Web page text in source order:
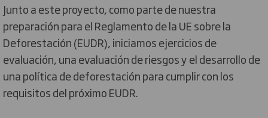
Junto a este proyecto, como parte de nuestra
preparación para el Reglamento de la UE sobre la
Deforestación (EUDR), iniciamos ejercicios de
evaluación, una evaluación de riesgos y el desarrollo de
una política de deforestación para cumplir con los
requisitos del próximo EUDR.